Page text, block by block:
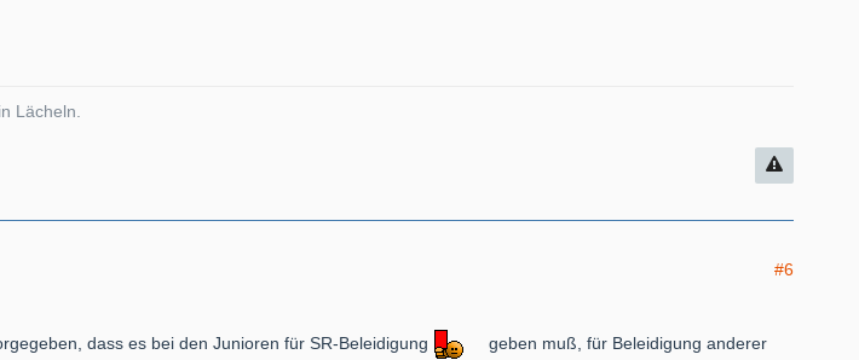
Lächeln.
#6
dass es bei den Junioren für SR-Beleidigung
geben muß, für Beleidigung anderer